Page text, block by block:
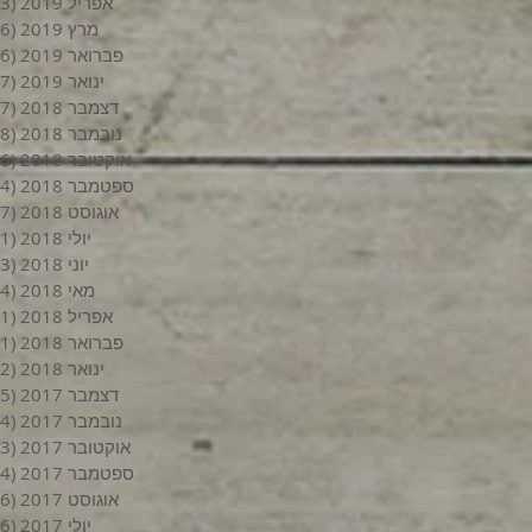
מרץ 2019
(6)
פברואר 2019
(6)
ינואר 2019
(7)
דצמבר 2018
(7)
נובמבר 2018
(8)
אוקטובר 2018
(6)
ספטמבר 2018
(4)
אוגוסט 2018
(7)
יולי 2018
(1)
יוני 2018
(3)
מאי 2018
(4)
אפריל 2018
(1)
פברואר 2018
(1)
ינואר 2018
(2)
דצמבר 2017
(5)
נובמבר 2017
(4)
אוקטובר 2017
(3)
ספטמבר 2017
(4)
אוגוסט 2017
(6)
יולי 2017
(6)